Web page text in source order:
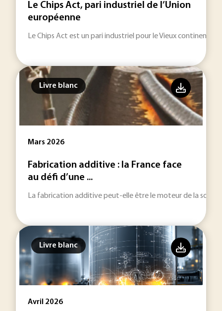
Le Chips Act, pari industriel de l’Union
européenne
Le Chips Act est un pari industriel pour le Vieux continent.
Livre blanc
Mars 2026
Fabrication additive : la France face
au défi d’une ...
La fabrication additive peut-elle être le moteur de la
Livre blanc
Avril 2026